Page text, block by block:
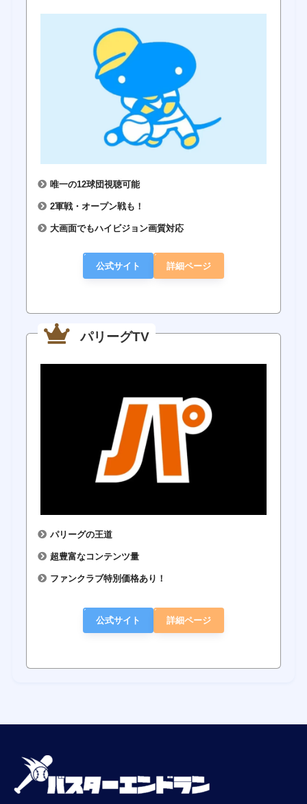
唯一の12球団視聴可能
2軍戦・オープン戦も！
大画面でもハイビジョン画質対応
公式サイト 詳細ページ
パリーグTV
パリーグの王道
超豊富なコンテンツ量
ファンクラブ特別価格あり！
公式サイト 詳細ページ